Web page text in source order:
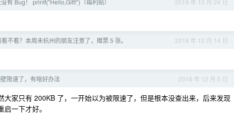
2019 年 10 月 24 日
有 Bug！ printf("Hello,Gift!")（福利贴）
2018 年 12 月 14 日
不看？本周未杭州的朋友注意了，赠票 5 张。
2018 年 12 月 5 日
限速了，有啥好办法
家只有 200KB 了，一开始以为被限速了，但是根本没查出来，后来发现
一下才好。